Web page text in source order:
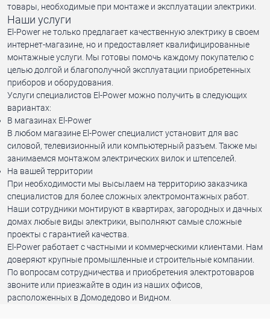
товары, необходимые при монтаже и эксплуатации электрики.
Наши услуги
El-Power не только предлагает качественную электрику в своем
интернет-магазине, но и предоставляет квалифицированные
монтажные услуги. Мы готовы помочь каждому покупателю с
целью долгой и благополучной эксплуатации приобретенных
приборов и оборудования.
Услуги специалистов El-Power можно получить в следующих
вариантах:
В магазинах El-Power
В любом магазине El-Power специалист установит для вас
силовой, телевизионный или компьютерный разъем. Также мы
занимаемся монтажом электрических вилок и штепселей.
На вашей территории
При необходимости мы высылаем на территорию заказчика
специалистов для более сложных электромонтажных работ.
Наши сотрудники монтируют в квартирах, загородных и дачных
домах любые виды электрики, выполняют самые сложные
проекты с гарантией качества.
El-Power работает с частными и коммерческими клиентами. Нам
доверяют крупные промышленные и строительные компании.
По вопросам сотрудничества и приобретения электротоваров
звоните или приезжайте в один из наших офисов,
расположенных в Домодедово и Видном.